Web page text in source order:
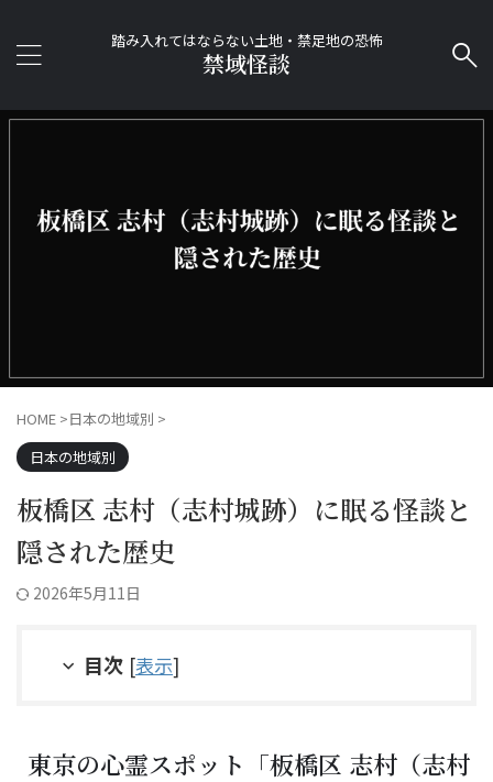
踏み入れてはならない土地・禁足地の恐怖
禁域怪談
HOME >日本の地域別 >
日本の地域別
板橋区 志村（志村城跡）に眠る怪談と
隠された歴史
2026年5月11日
目次 [表示]
東京の心霊スポット「板橋区 志村（志村